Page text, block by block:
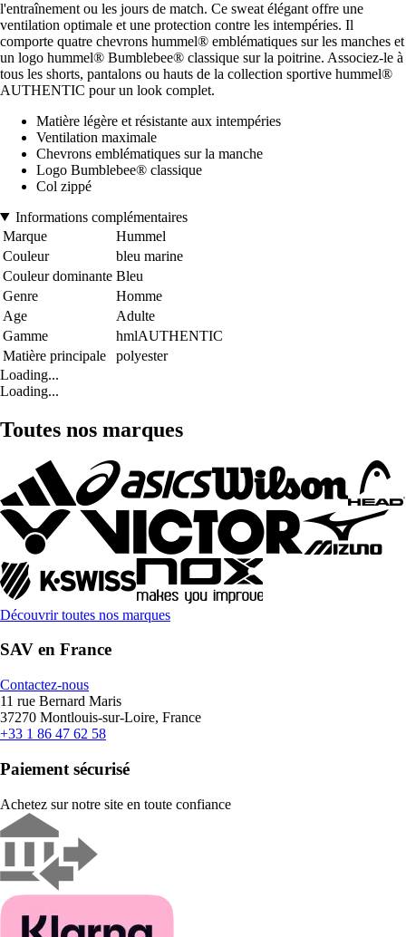
l'entraînement ou les jours de match. Ce sweat élégant offre une
ventilation optimale et une protection contre les intempéries. Il
comporte quatre chevrons hummel® emblématiques sur les manches et
un logo hummel® Bumblebee® classique sur la poitrine. Associez-le à
tous les shorts, pantalons ou hauts de la collection sportive hummel®
AUTHENTIC pour un look complet.
Matière légère et résistante aux intempéries
Ventilation maximale
Chevrons emblématiques sur la manche
Logo Bumblebee® classique
Col zippé
Informations complémentaires
Marque
Hummel
Couleur
bleu marine
Couleur dominante Bleu
Genre
Homme
Age
Adulte
Gamme
hmlAUTHENTIC
Matière principale
polyester
Loading...
Loading...
Toutes nos marques
Découvrir toutes nos marques
SAV en France
Contactez-nous
11 rue Bernard Maris
37270 Montlouis-sur-Loire, France
+33 1 86 47 62 58
Paiement sécurisé
Achetez sur notre site en toute confiance